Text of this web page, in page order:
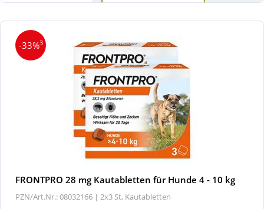
-33%3
FRONTPRO 28 mg Kautabletten für Hunde 4 - 10 kg
PZN/Art.Nr.: 08032166 | 2x3 St, Kautabletten